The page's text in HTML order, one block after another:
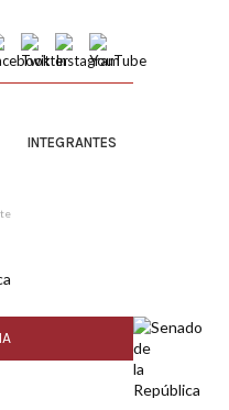
INTEGRANTES